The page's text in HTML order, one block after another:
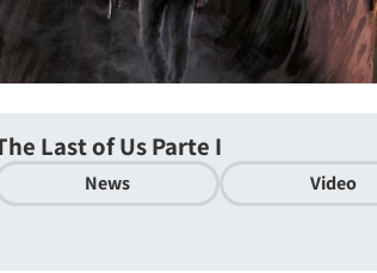
Last of Us Parte I
News Video